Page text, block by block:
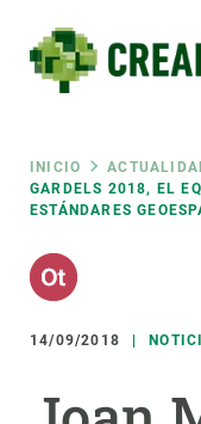
contenido
principal
Ruta
de
INICIO
GARDELS 2018, EL
ESTÁNDARES
14/09/2018
RRSS
INVESTIGACIÓN